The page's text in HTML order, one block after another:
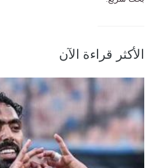
الأكثر قراءة الآن